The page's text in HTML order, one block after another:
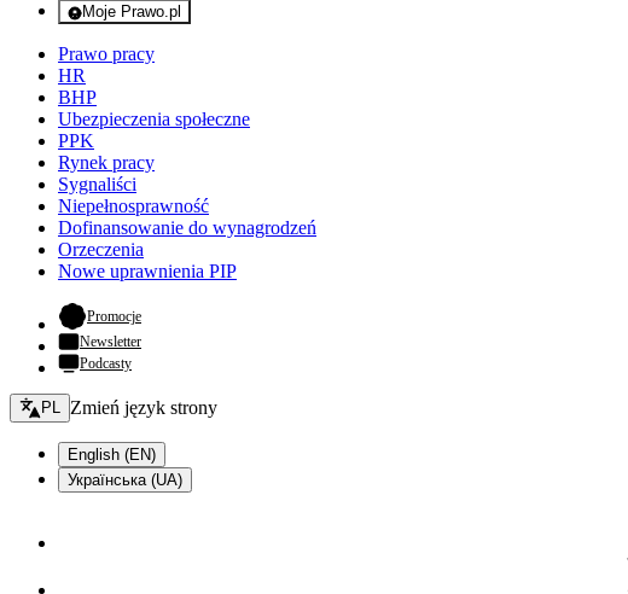
Moje Prawo.pl
- rejestracja i logowanie do serwisu
Prawo pracy
HR
BHP
Ubezpieczenia społeczne
PPK
Rynek pracy
Sygnaliści
Niepełnosprawność
Dofinansowanie do wynagrodzeń
Orzeczenia
Nowe uprawnienia PIP
Promocje- otwiera się w nowej karcie
Newsletter
Podcasty
Zmień język - bieżący:
PL Zmień język strony
English (EN)
Українська (UA)